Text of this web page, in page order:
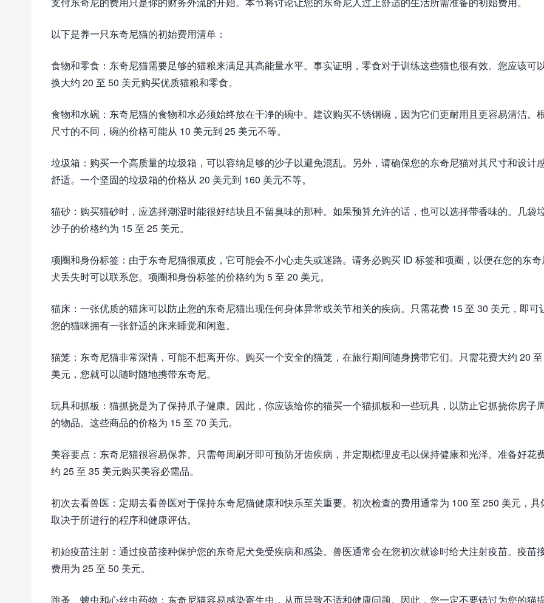
以下是养一只东奇尼猫的初始费用清单：
食物和零食：东奇尼猫需要足够的猫粮来满足其高能量水平。事实证明，零食对于训练这些猫也很有效。您应该可
换大约 20 至 50 美元购买优质猫粮和零食。
食物和水碗：东奇尼猫的食物和水必须始终放在干净的碗中。建议购买不锈钢碗，因为它们更耐用且更容易清洁。
尺寸的不同，碗的价格可能从 10 美元到 25 美元不等。
垃圾箱：购买一个高质量的垃圾箱，可以容纳足够的沙子以避免混乱。另外，请确保您的东奇尼猫对其尺寸和设计
舒适。一个坚固的垃圾箱的价格从 20 美元到 160 美元不等。
猫砂：购买猫砂时，应选择潮湿时能很好结块且不留臭味的那种。如果预算允许的话，也可以选择带香味的。几袋
沙子的价格约为 15 至 25 美元。
项圈和身份标签：由于东奇尼猫很顽皮，它可能会不小心走失或迷路。请务必购买 ID 标签和项圈，以便在您的东
犬丢失时可以联系您。项圈和身份标签的价格约为 5 至 20 美元。
猫床：一张优质的猫床可以防止您的东奇尼猫出现任何身体异常或关节相关的疾病。只需花费 15 至 30 美元，即可
您的猫咪拥有一张舒适的床来睡觉和闲逛。
猫笼：东奇尼猫非常深情，可能不想离开你。购买一个安全的猫笼，在旅行期间随身携带它们。只需花费大约 20
美元，您就可以随时随地携带东奇尼。
玩具和抓板：猫抓挠是为了保持爪子健康。因此，你应该给你的猫买一个猫抓板和一些玩具，以防止它抓挠你房子
的物品。这些商品的价格为 15 至 70 美元。
美容要点：东奇尼猫很容易保养。只需每周刷牙即可预防牙齿疾病，并定期梳理皮毛以保持健康和光泽。准备好花
约 25 至 35 美元购买美容必需品。
初次去看兽医：定期去看兽医对于保持东奇尼猫健康和快乐至关重要。初次检查的费用通常为 100 至 250 美元，具
取决于所进行的程序和健康评估。
初始疫苗注射：通过疫苗接种保护您的东奇尼犬免受疾病和感染。兽医通常会在您初次就诊时给犬注射疫苗。疫苗
费用为 25 至 50 美元。
跳蚤、蜱虫和心丝虫药物：东奇尼猫容易感染寄生虫，从而导致不适和健康问题。因此，您一定不要错过为您的猫